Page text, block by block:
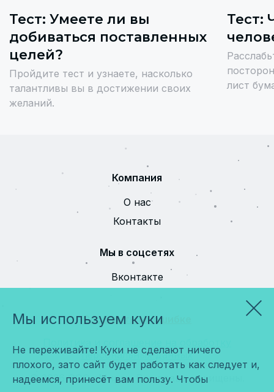
Тест: Умеете ли вы
добиваться поставленных
целей?
Пройдите тест и узнаете, насколько
талантливы вы в достижении своих
желаний.
Тест:
лист
Компания
О нас
Контакты
Мы в соцсетях
Вконтакте
Сообщить об ошибке
Политика и соглашение на обработку
персональных данных
© 2026 ООО «Мира». Все права защищены.
Мы используем куки
Не переживайте! Куки не сделают ничего
плохого, зато сайт будет работать как следует и,
надеемся, принесёт вам пользу. Чтобы